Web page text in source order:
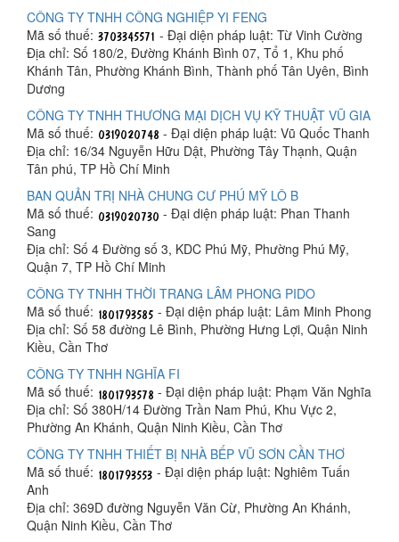
CÔNG TY TNHH CÔNG NGHIỆP YI FENG
Mã số thuế:
- Đại diện pháp luật: Từ Vinh Cường
Địa chỉ: Số 180/2, Đường Khánh Bình 07, Tổ 1, Khu phố
Khánh Tân, Phường Khánh Bình, Thành phố Tân Uyên, Bình
Dương
CÔNG TY TNHH THƯƠNG MẠI DỊCH VỤ KỸ THUẬT VŨ GIA
Mã số thuế:
- Đại diện pháp luật: Vũ Quốc Thanh
Địa chỉ: 16/34 Nguyễn Hữu Dật, Phường Tây Thạnh, Quận
Tân phú, TP Hồ Chí Minh
BAN QUẢN TRỊ NHÀ CHUNG CƯ PHÚ MỸ LÔ B
Mã số thuế:
- Đại diện pháp luật: Phan Thanh
Sang
Địa chỉ: Số 4 Đường số 3, KDC Phú Mỹ, Phường Phú Mỹ,
Quận 7, TP Hồ Chí Minh
CÔNG TY TNHH THỜI TRANG LÂM PHONG PIDO
Mã số thuế:
- Đại diện pháp luật: Lâm Minh Phong
Địa chỉ: Số 58 đường Lê Bình, Phường Hưng Lợi, Quận Ninh
Kiều, Cần Thơ
CÔNG TY TNHH NGHĨA FI
Mã số thuế:
- Đại diện pháp luật: Phạm Văn Nghĩa
Địa chỉ: Số 380H/14 Đường Trần Nam Phú, Khu Vực 2,
Phường An Khánh, Quận Ninh Kiều, Cần Thơ
CÔNG TY TNHH THIẾT BỊ NHÀ BẾP VŨ SƠN CẦN THƠ
Mã số thuế:
- Đại diện pháp luật: Nghiêm Tuấn
Anh
Địa chỉ: 369D đường Nguyễn Văn Cừ, Phường An Khánh,
Quận Ninh Kiều, Cần Thơ